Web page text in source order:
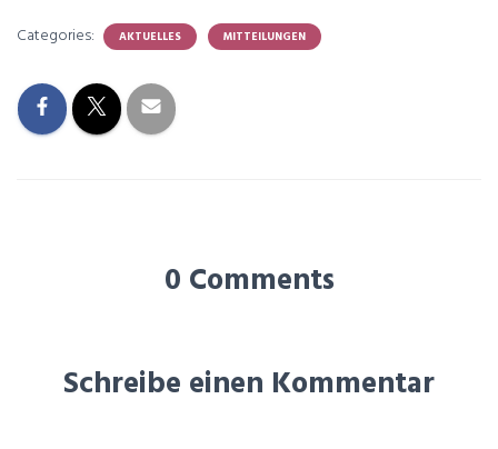
Categories: AKTUELLES MITTEILUNGEN
0 Comments
Schreibe einen Kommentar